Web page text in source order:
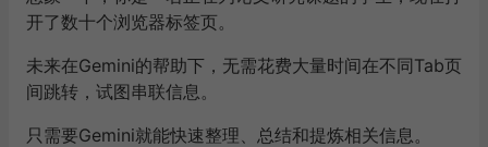
开了数十个浏览器标签页。
未来在Gemini的帮助下，无需花费大量时间在不同Tab页
间跳转，试图串联信息。
只需要Gemini就能快速整理、总结和提炼相关信息。